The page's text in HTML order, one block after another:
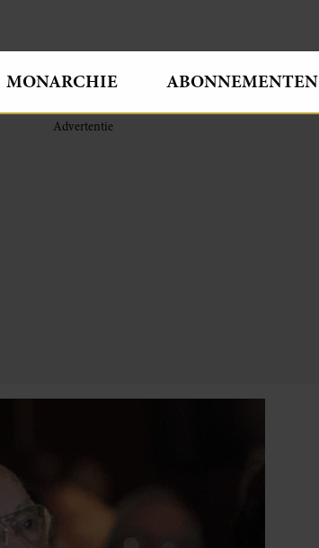
MONARCHIE ABONNEMENTEN